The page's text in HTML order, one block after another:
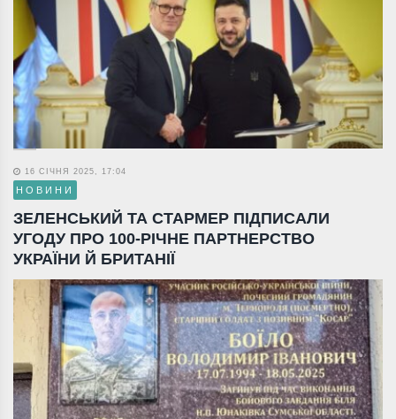
16 СІЧНЯ 2025, 17:04
НОВИНИ
ЗЕЛЕНСЬКИЙ ТА СТАРМЕР ПІДПИСАЛИ
УГОДУ ПРО 100-РІЧНЕ ПАРТНЕРСТВО
УКРАЇНИ Й БРИТАНІЇ